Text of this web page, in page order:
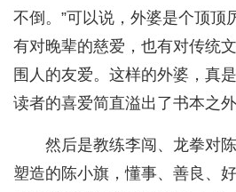
不倒。”可以说，外婆是个顶顶
有对晚辈的慈爱，也有对传统
围人的友爱。这样的外婆，真
读者的喜爱简直溢出了书本之外
然后是教练李闯、龙拳对
塑造的陈小旗，懂事、善良、